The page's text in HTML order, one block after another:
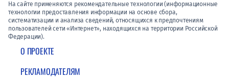
О ПРОЕКТЕ
РЕКЛАМОДАТЕЛЯМ
На сайте применяются рекомендательные технологии (информационные
технологии предоставления информации на основе сбора,
систематизации и анализа сведений, относящихся к предпочтениям
пользователей сети «Интернет», находящихся на территории Российской
Федерации).